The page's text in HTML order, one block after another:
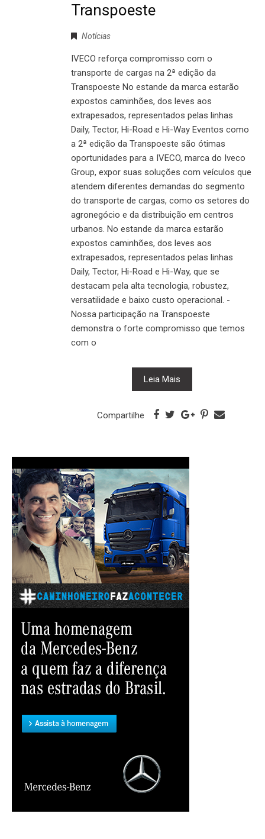
Transpoeste
Notícias
IVECO reforça compromisso com o
transporte de cargas na 2ª edição da
Transpoeste No estande da marca estarão
expostos caminhões, dos leves aos
extrapesados, representados pelas linhas
Daily, Tector, Hi-Road e Hi-Way Eventos como
a 2ª edição da Transpoeste são ótimas
oportunidades para a IVECO, marca do Iveco
Group, expor suas soluções com veículos que
atendem diferentes demandas do segmento
do transporte de cargas, como os setores do
agronegócio e da distribuição em centros
urbanos. No estande da marca estarão
expostos caminhões, dos leves aos
extrapesados, representados pelas linhas
Daily, Tector, Hi-Road e Hi-Way, que se
destacam pela alta tecnologia, robustez,
versatilidade e baixo custo operacional. -
Nossa participação na Transpoeste
demonstra o forte compromisso que temos
com o
Leia Mais
Compartilhe